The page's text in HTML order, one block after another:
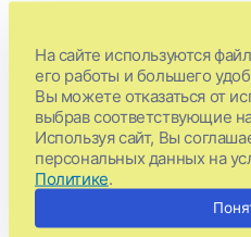
Email:
Telegram
На сайте используются
его работы и большего
Вы можете отказаться от
выбрав соответствующие
Используя сайт, Вы
персональных данных на
Политике.